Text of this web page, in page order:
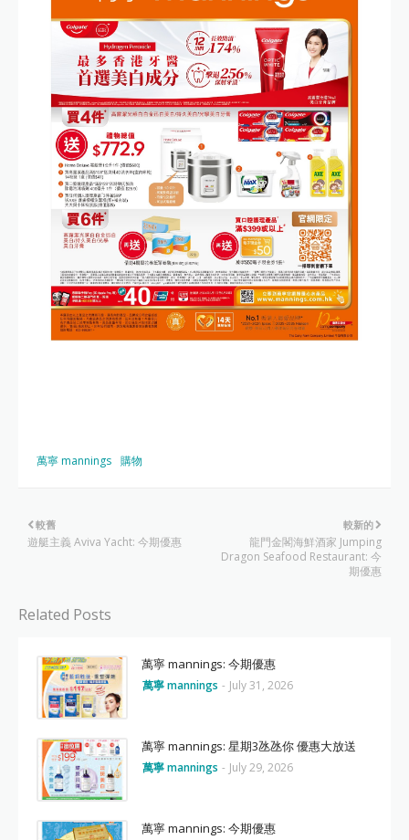
萬寧 mannings 購物
較新的
龍門金閣海鮮酒家 Jumping
Dragon Seafood Restaurant: 今
期優惠
較舊
遊艇主義 Aviva Yacht: 今期優惠
Related Posts
萬寧 mannings: 今期優惠
萬寧 mannings - July 31, 2026
萬寧 mannings: 星期3氹氹你 優惠大放送
萬寧 mannings - July 29, 2026
萬寧 mannings: 今期優惠